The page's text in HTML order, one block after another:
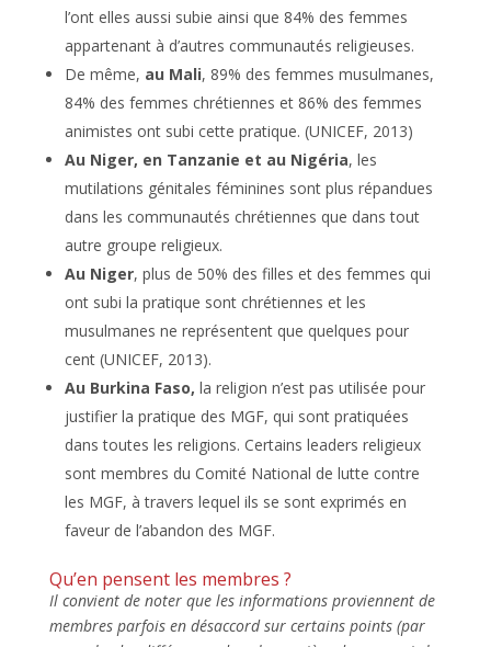
l’ont elles aussi subie ainsi que 84% des femmes
appartenant à d’autres communautés religieuses.
De même, au Mali, 89% des femmes musulmanes,
84% des femmes chrétiennes et 86% des femmes
animistes ont subi cette pratique. (UNICEF, 2013)
Au Niger, en Tanzanie et au Nigéria, les
mutilations génitales féminines sont plus répandues
dans les communautés chrétiennes que dans tout
autre groupe religieux.
Au Niger, plus de 50% des filles et des femmes qui
ont subi la pratique sont chrétiennes et les
musulmanes ne représentent que quelques pour
cent (UNICEF, 2013).
Au Burkina Faso, la religion n’est pas utilisée pour
justifier la pratique des MGF, qui sont pratiquées
dans toutes les religions. Certains leaders religieux
sont membres du Comité National de lutte contre
les MGF, à travers lequel ils se sont exprimés en
faveur de l’abandon des MGF.
Qu’en pensent les membres ?
Il convient de noter que les informations proviennent de
membres parfois en désaccord sur certains points (par